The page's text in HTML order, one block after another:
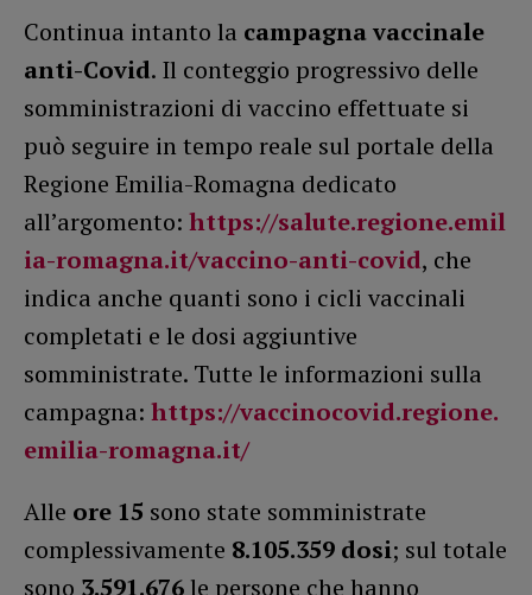
Continua intanto la campagna vaccinale
anti-Covid. Il conteggio progressivo delle
somministrazioni di vaccino effettuate si
può seguire in tempo reale sul portale della
Regione Emilia-Romagna dedicato
all’argomento: https://salute.regione.emil
ia-romagna.it/vaccino-anti-covid, che
indica anche quanti sono i cicli vaccinali
completati e le dosi aggiuntive
somministrate. Tutte le informazioni sulla
campagna: https://vaccinocovid.regione.
emilia-romagna.it/
Alle ore 15 sono state somministrate
complessivamente 8.105.359 dosi; sul totale
sono 3.591.676le persone che hanno